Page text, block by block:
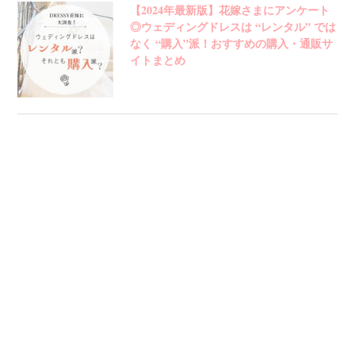
【2024年最新版】花嫁さまにアンケート
◎ウェディングドレスは “レンタル” では
なく “購入”派！おすすめの購入・通販サ
イトまとめ